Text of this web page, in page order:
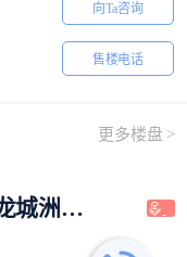
向Ta咨询
售楼电话
更多楼盘 >
环球100宝龙城洲际城
| 在售